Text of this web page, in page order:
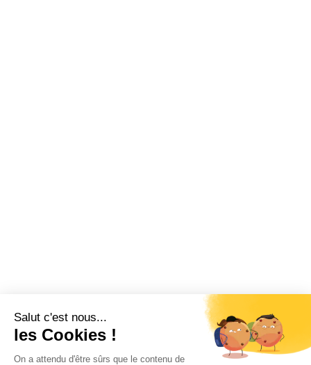
Salut c'est nous...
les Cookies !
On a attendu d'être sûrs que le contenu de